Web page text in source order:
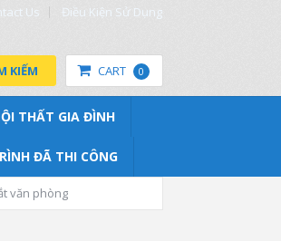
Us Điều Kiện Sử Dụng
CART 0
KIẾM
THẤT GIA ĐÌNH
ĐÃ THI CÔNG
văn phòng